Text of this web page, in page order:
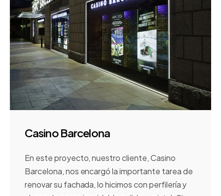
Casino Barcelona
En este proyecto, nuestro cliente, Casino
Barcelona, nos encargó la importante tarea de
renovar su fachada, lo hicimos con perfilería y